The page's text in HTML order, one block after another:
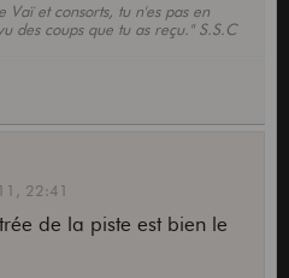
Vaï et consorts, tu n'es pas en
des coups que tu as reçu." S.S.C
22:41
de la piste est bien le